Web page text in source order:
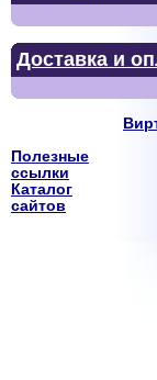
Доставка и
Полезные
ссылки
Каталог
сайтов